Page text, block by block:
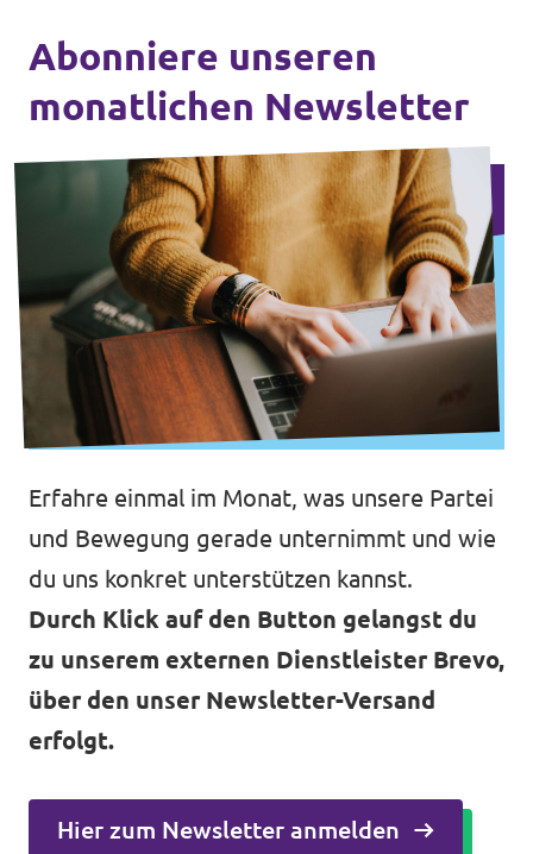
Abonniere unseren
monatlichen Newsletter
Erfahre einmal im Monat, was unsere Partei
und Bewegung gerade unternimmt und wie
du uns konkret unterstützen kannst.
Durch Klick auf den Button gelangst du
zu unserem externen Dienstleister Brevo,
über den unser Newsletter-Versand
erfolgt.
Hier zum Newsletter anmelden